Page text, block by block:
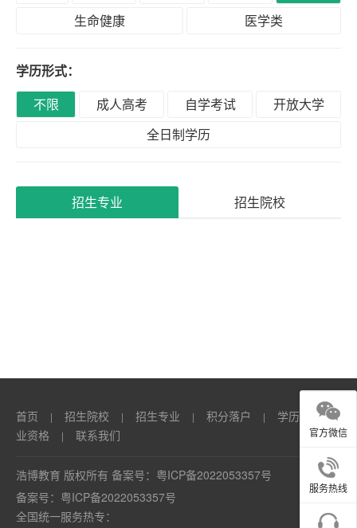
生命健康
医学类
学历形式：
不限
成人高考 自学考试
开放大学
全日制学历
招生专业 招生院校
首页 | 招生院校 | 招生专业 | 积分落户 | 学历
职
业资格
| 联系我们
浩博教育 版权所有 备案号： 粤ICP备2022053357号
备案号： 粤ICP备2022053357号
全国统一服务热专：
官方微信
服务热线